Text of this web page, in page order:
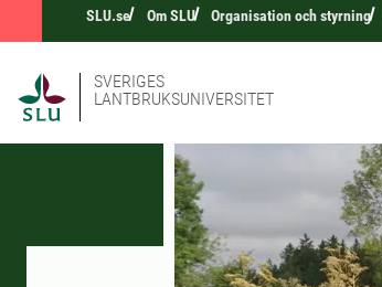
SLU.se Om SLU Organisation och styrning
SVERIGES
LANTBRUKSUNIVERSITET